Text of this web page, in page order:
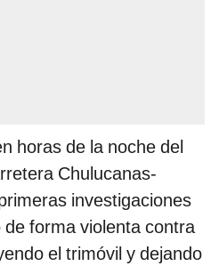
horas de la noche del
Chulucanas-
investigaciones
forma violenta contra
el trimóvil y dejando